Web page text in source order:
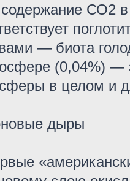
СО2
— биота
(0,04%) —
в целом и
дыры